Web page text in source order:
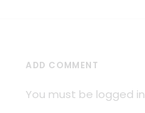
ADD COMMENT
You must be logged in